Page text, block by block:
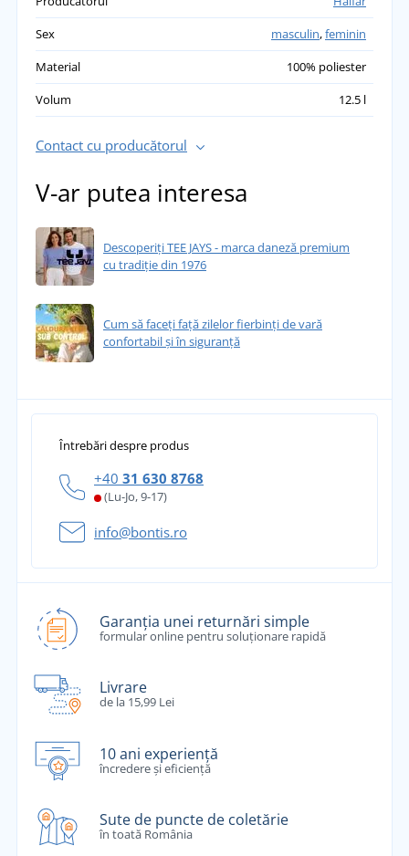
Sex
masculin,feminin
Material
100% poliester
Volum
12.5 l
Contact cu producătorul
V-ar putea interesa
Descoperiți TEE JAYS - marca daneză premium
cu tradiție din 1976
Cum să faceți față zilelor fierbinți de vară
confortabil și în siguranță
Întrebări despre produs
+40 31 630 8768
(Lu-Jo, 9-17)
info@bontis.ro
Garanția unei returnări simple
formular online pentru soluționare rapidă
Livrare
de la 15,99 Lei
10 ani experiență
încredere și eficiență
Sute de puncte de coletărie
în toată România